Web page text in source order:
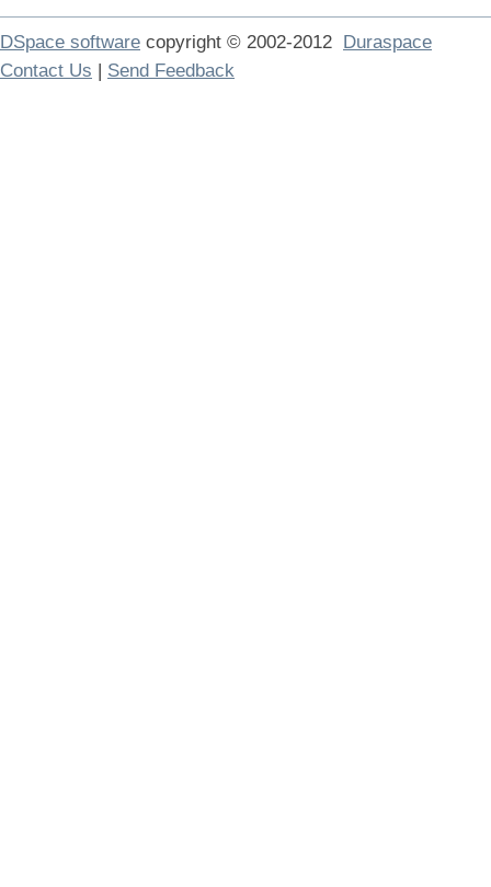
DSpace software copyright © 2002-2012 Duraspace
Contact Us | Send Feedback